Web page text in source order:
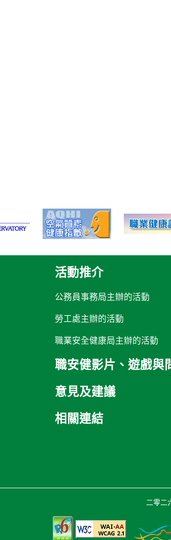
活動推介
公務員事務局主辦的活動
勞工處主辦的活動
職業安全健康局主辦的活動
職安健影片、 遊戲與
意見及建議
相關連結
二零二